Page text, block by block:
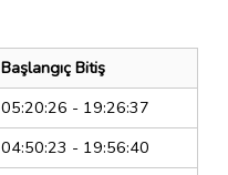
Başlangıç Bitiş
05:20:26 - 19:26:37
04:50:23 - 19:56:40